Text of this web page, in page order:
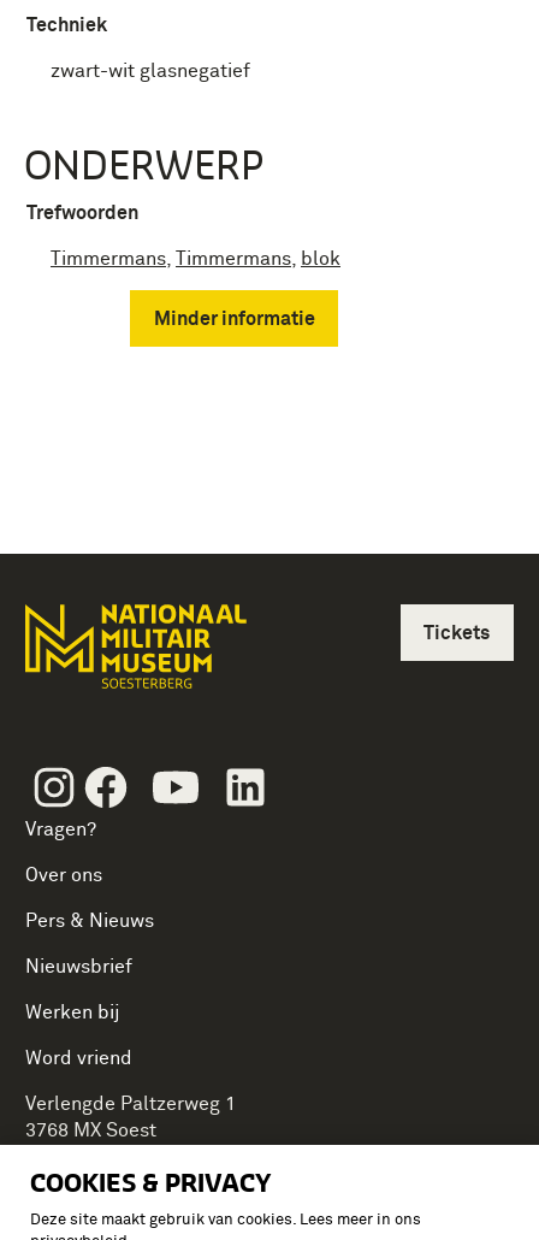
COOKIES & PRIVACY
Deze site maakt gebruik van cookies. Lees meer in ons
Techniek
zwart-wit glasnegatief
ONDERWERP
Trefwoorden
Timmermans Timmermans blok
Minder informatie
InstagramFacebookYoutube
Vragen?
Over ons
Pers & Nieuws
Nieuwsbrief
Werken bij
Word vriend
Tickets
Verlengde Paltzerweg 1
3768 MX Soest
Onderdeel van Stichting Koninklijke Defensiemusea,